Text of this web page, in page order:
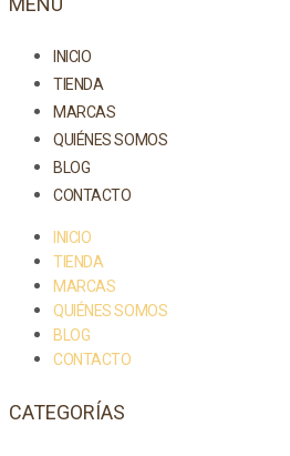
INICIO
TIENDA
MARCAS
QUIÉNES SOMOS
BLOG
CONTACTO
INICIO
TIENDA
MARCAS
QUIÉNES SOMOS
BLOG
CONTACTO
CATEGORÍAS